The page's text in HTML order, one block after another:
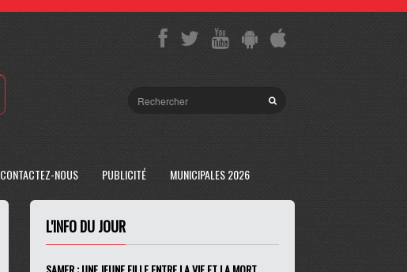
CONTACTEZ-NOUS PUBLICITÉ MUNICIPALES 2026
L'INFO DU JOUR